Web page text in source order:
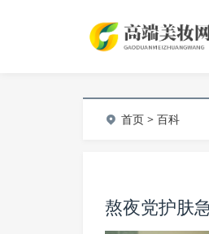
首页 > 百科
熬夜党护肤